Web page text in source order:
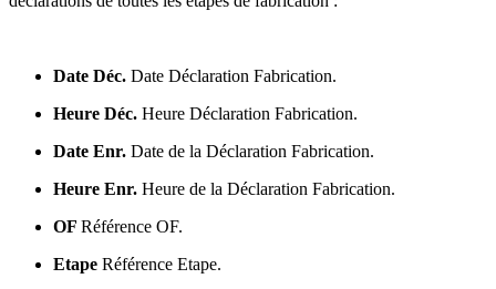
Date Déc. Date Déclaration Fabrication.
Heure Déc. Heure Déclaration Fabrication.
Date Enr. Date de la Déclaration Fabrication.
Heure Enr. Heure de la Déclaration Fabrication.
OF Référence OF.
Etape Référence Etape.